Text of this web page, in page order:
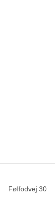
Følfodvej 30